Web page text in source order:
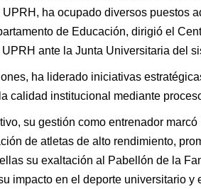
ha ocupado diversos puestos
de Educación, dirigió el
ante la Junta Universitaria del
ha liderado iniciativas
calidad institucional mediante
su gestión como entrenador
de atletas de alto rendimiento,
su exaltación al Pabellón de la
impacto en el deporte universitario y